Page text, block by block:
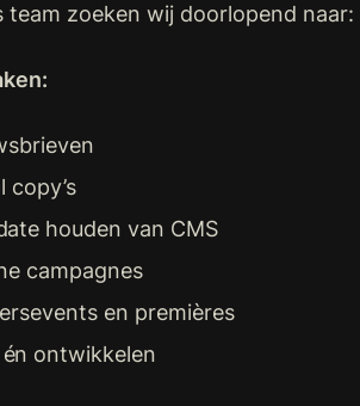
team zoeken wij doorlopend naar:
copy’s
houden van CMS
campagnes
en premières
ontwikkelen